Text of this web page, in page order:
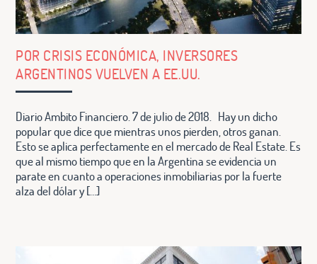
POR CRISIS ECONÓMICA, INVERSORES
ARGENTINOS VUELVEN A EE.UU.
Diario Ambito Financiero. 7 de julio de 2018. Hay un dicho
popular que dice que mientras unos pierden, otros ganan.
Esto se aplica perfectamente en el mercado de Real Estate. Es
que al mismo tiempo que en la Argentina se evidencia un
parate en cuanto a operaciones inmobiliarias por la fuerte
alza del dólar y […]